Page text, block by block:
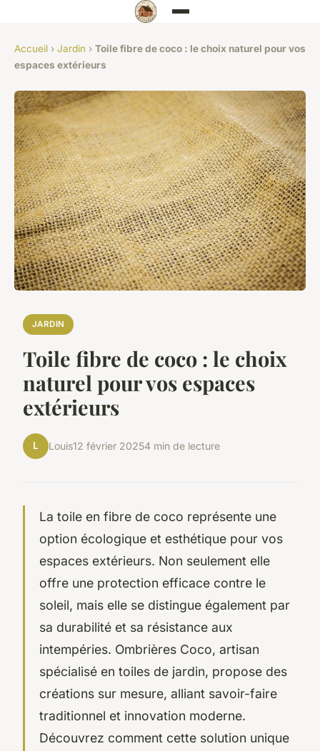
Accueil › Jardin › Toile fibre de coco : le choix naturel pour vos
espaces extérieurs
JARDIN
Toile fibre de coco : le choix
naturel pour vos espaces
extérieurs
L Louis12 février 20254 min de lecture
La toile en fibre de coco représente une
option écologique et esthétique pour vos
espaces extérieurs. Non seulement elle
offre une protection efficace contre le
soleil, mais elle se distingue également par
sa durabilité et sa résistance aux
intempéries. Ombrières Coco, artisan
spécialisé en toiles de jardin, propose des
créations sur mesure, alliant savoir-faire
traditionnel et innovation moderne.
Découvrez comment cette solution unique